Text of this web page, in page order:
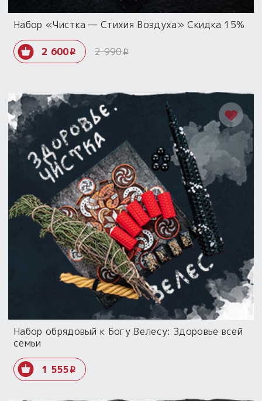
Набор «Чистка — Стихия Воздуха» Скидка 15%
2 600i 2 990i
Набор обрядовый к Богу Велесу: Здоровье всей
семьи
1 555i